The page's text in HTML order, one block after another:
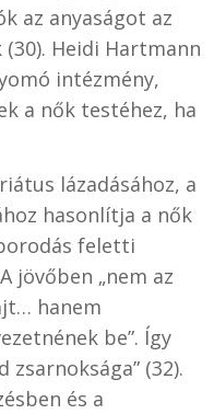
az anyaságot az
Heidi Hartmann
intézmény,
a nők testéhez, ha
lázadásához, a
hasonlítja a nők
feletti
jövőben „nem az
hanem
be”. Így
(32).
és a